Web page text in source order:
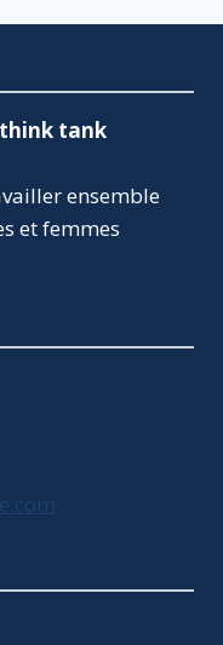
think tank
ensemble
et femmes